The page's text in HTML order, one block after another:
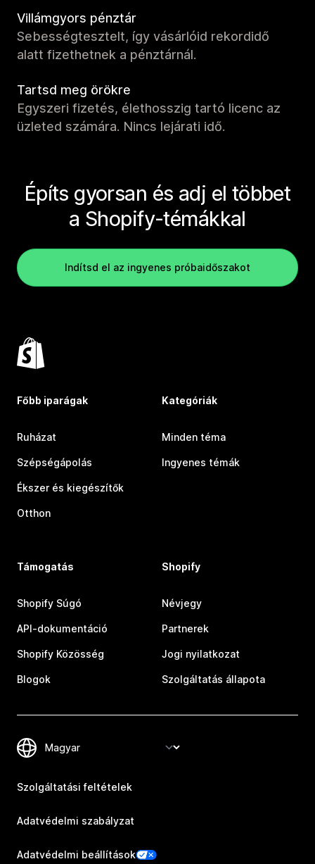
Villámgyors pénztár
Sebességtesztelt, így vásárlóid rekordidő
alatt fizethetnek a pénztárnál.
Tartsd meg örökre
Egyszeri fizetés, élethosszig tartó licenc az
üzleted számára. Nincs lejárati idő.
Építs gyorsan és adj el többet
a Shopify-témákkal
Indítsd el az ingyenes próbaidőszakot
Főbb iparágak
Ruházat
Szépségápolás
Ékszer és kiegészítők
Otthon
Kategóriák
Minden téma
Ingyenes témák
Támogatás
Shopify Súgó
API-dokumentáció
Shopify Közösség
Blogok
Shopify
Névjegy
Partnerek
Jogi nyilatkozat
Szolgáltatás állapota
Szolgáltatási feltételek
Adatvédelmi szabályzat
Adatvédelmi beállítások